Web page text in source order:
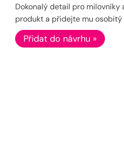
Dokonalý detail pro milovníky
produkt a přidejte mu osobitý
Přidat do návrhu »